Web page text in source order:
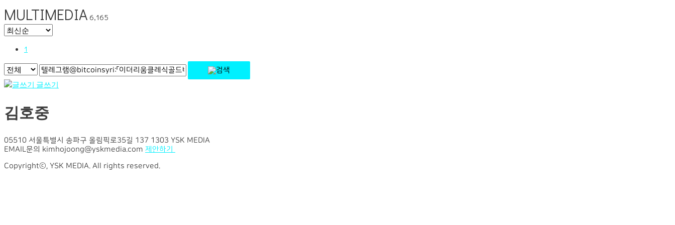
MULTIMEDIA 6,165
1
글쓰기
김호중
05510 서울특별시 송파구 올림픽로35길 137 1303 YSK MEDIA
EMAIL문의 kimhojoong@yskmedia.com 제안하기
Copyrightⓒ, YSK MEDIA. All rights reserved.